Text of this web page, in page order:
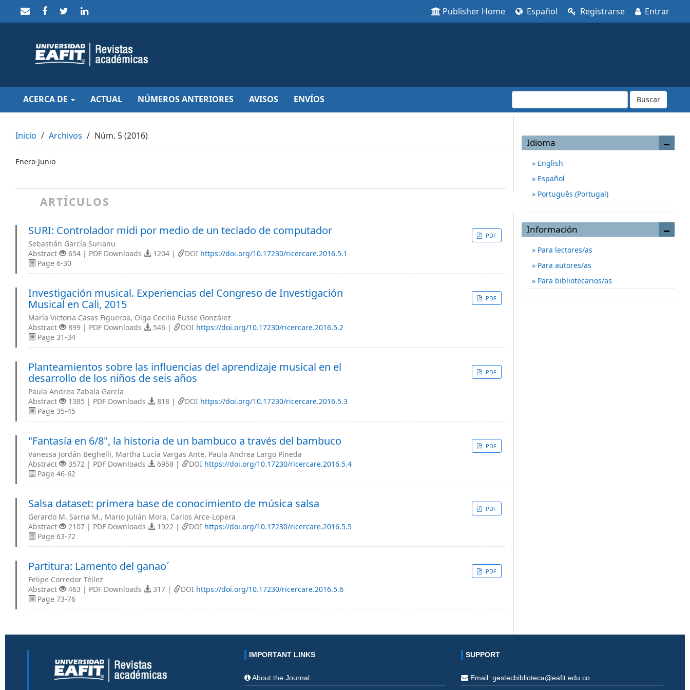
to
Main
Navigation
Content
Sidebar
Publisher Home Español Registrarse Entrar
ACERCA DE ACTUAL NÚMEROS ANTERIORES AVISOS ENVÍOS Buscar
Inicio Archivos Núm. 5 (2016)
Enero-Junio
ARTÍCULOS
SURI: Controlador midi por medio de un teclado de computador
Sebastián García Surianu
Abstract
654 | PDF Downloads 1204 | DOI https://doi.org/10.17230/ricercare.2016.5.1
Page 6-30
PDF
Investigación musical. Experiencias del Congreso de Investigación
Musical en Cali, 2015
María Victoria Casas Figueroa, Olga Cecilia Eusse González
Abstract
899 | PDF Downloads 546 | DOI https://doi.org/10.17230/ricercare.2016.5.2
Page 31-34
PDF
Planteamientos sobre las influencias del aprendizaje musical en el
desarrollo de los niños de seis años
Paula Andrea Zabala García
Abstract
1385 | PDF Downloads 818 | DOI https://doi.org/10.17230/ricercare.2016.5.3
Page 35-45
PDF
"Fantasía en 6/8", la historia de un bambuco a través del bambuco
Vanessa Jordán Beghelli, Martha Lucía Vargas Ante, Paula Andrea Largo Pineda
Abstract
3572 | PDF Downloads 6958 | DOI https://doi.org/10.17230/ricercare.2016.5.4
Page 46-62
PDF
Salsa dataset: primera base de conocimiento de música salsa
Gerardo M. Sarria M., Mario Julián Mora, Carlos Arce-Lopera
Abstract
2107 | PDF Downloads 1922 | DOI https://doi.org/10.17230/ricercare.2016.5.5
Page 63-72
PDF
Partitura: Lamento del ganao´
Felipe Corredor Téllez
Abstract
463 | PDF Downloads 317 | DOI https://doi.org/10.17230/ricercare.2016.5.6
Page 73-76
PDF
Idioma
English
Español
Português (Portugal)
Información
Para lectores/as
Para autores/as
Para bibliotecarios/as
IMPORTANT LINKS
About the Journal
SUPPORT
Email: gestecbiblioteca@eafit.edu.co